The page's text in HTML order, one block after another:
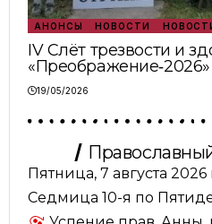
АНОНСЫ НОВОСТИ
IV Слёт трезвости и
«Преображение‑2026»
19/05/2026
Пятница, 7 августа 2026
Седмица 10-я по